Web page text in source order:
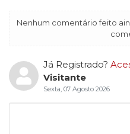
Nenhum comentário feito
Já Registrado?
Visitante
Sexta, 07 Agosto 2026